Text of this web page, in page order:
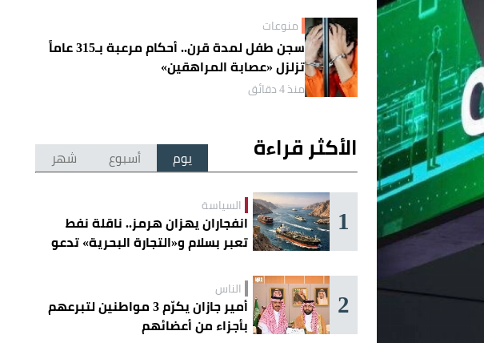
منوعات
سجن طفل لمدة قرن.. أحكام مرعبة بـ315 عاماً
تزلزل «عصابة المراهقين»
منذ 4 دقائق
الأكثر قراءة يوم أسبوع شهر
1 السياسة
انفجاران يهزان هرمز.. ناقلة نفط
تعبر بسلام و«التجارة البحرية» تدعو
2 الناس
أمير جازان يكرّم 3 مواطنين لتبرعهم
بأجزاء من أعضائهم